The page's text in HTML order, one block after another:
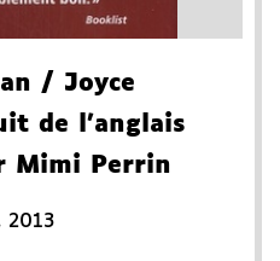
/ Joyce
de l'anglais
Mimi Perrin
2013